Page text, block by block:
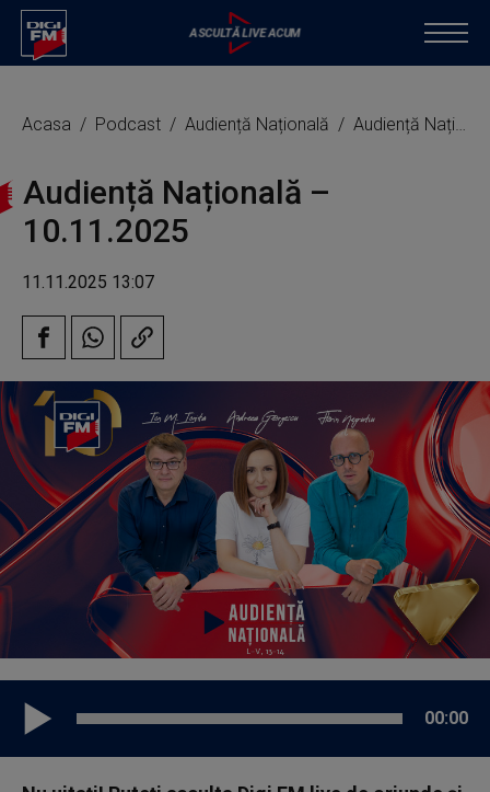
Acasa Podcast Audiență Națională Audiență Națională – 10.11.2025
Audiență Națională –
10.11.2025
11.11.2025 13:07
00:00